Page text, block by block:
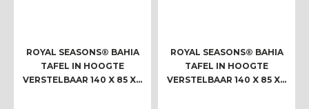
ROYAL SEASONS® BAHIA
TAFEL IN HOOGTE
VERSTELBAAR 140 X 85 X…
ROYAL SEASONS® BAHIA
TAFEL IN HOOGTE
VERSTELBAAR 140 X 85 X…